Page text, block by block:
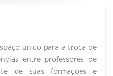
único para a troca de
entre professores de
de suas formações e